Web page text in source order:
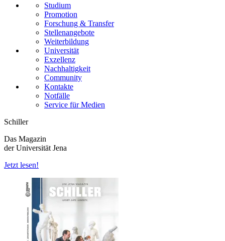
Studium
Promotion
Forschung & Transfer
Stellenangebote
Weiterbildung
Universität
Exzellenz
Nachhaltigkeit
Community
Kontakte
Notfälle
Service für Medien
Schiller
Das Magazin
der Universität Jena
Jetzt lesen!